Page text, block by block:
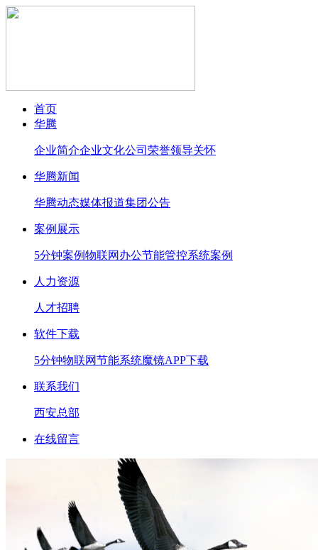
首页
华腾
企业简介企业文化公司荣誉领导关怀
华腾新闻
华腾动态媒体报道集团公告
案例展示
5分钟案例物联网办公节能管控系统案例
人力资源
人才招聘
软件下载
5分钟物联网节能系统魔镜APP下载
联系我们
西安总部
在线留言